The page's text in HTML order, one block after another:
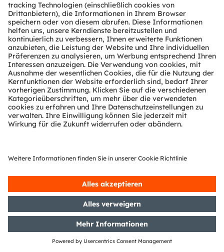
Veröffentlichung gemäß § 40 Abs.
1 WpHG mit dem Ziel der
europaweiten Verbreitung
16/05/2019
DGAP-CMS: OSRAM Licht AG:
Veröffentlichung einer
Kapitalmarktinformation
14/05/2019
DGAP-Adhoc: OSRAM Licht AG:
OSRAM beendet
Aktienrückkaufprogramm
13/05/2019
DGAP-CMS: OSRAM Licht AG:
Veröffentlichung einer
Kapitalmarktinformation
1 WpHG mit dem Ziel der
Zeige 141 bis 160 von 437 Einträgen.